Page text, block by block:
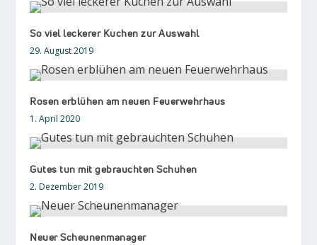
So viel leckerer Kuchen zur Auswahl
29. August 2019
Rosen erblühen am neuen Feuerwehrhaus
1. April 2020
Gutes tun mit gebrauchten Schuhen
2. Dezember 2019
Neuer Scheunenmanager